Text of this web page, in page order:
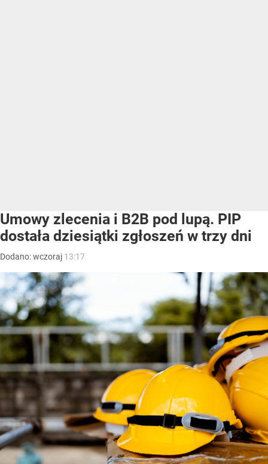
Umowy zlecenia i B2B pod lupą. PIP
dostała dziesiątki zgłoszeń w trzy dni
Dodano:wczoraj 13:17